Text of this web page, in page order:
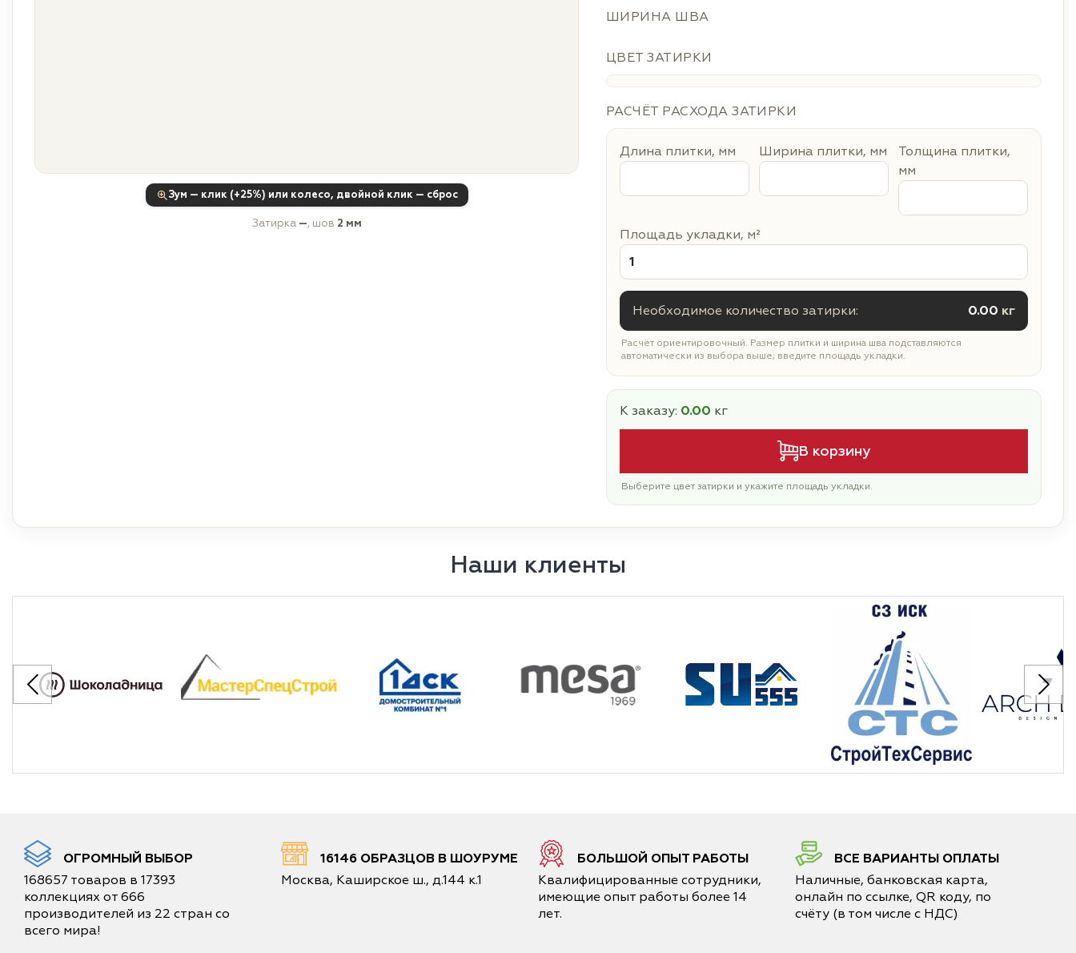
Зум — клик (+25%) или колесо, двойной клик — сброс
Затирка —, шов 2 мм
ШИРИНА ШВА
ЦВЕТ ЗАТИРКИ
РАСЧЁТ РАСХОДА ЗАТИРКИ
Длина плитки, мм Ширина плитки, мм
Толщина плитки,
мм
Площадь укладки, м²
Необходимое количество затирки: 0.00 кг
Расчёт ориентировочный. Размер плитки и ширина шва подставляются
автоматически из выбора выше; введите площадь укладки.
К заказу: 0.00 кг
В корзину
Выберите цвет затирки и укажите площадь укладки.
Наши клиенты
ОГРОМНЫЙ ВЫБОР
168657 товаров в 17393
коллекциях от 666
производителей из 22 стран со
всего мира!
16146 ОБРАЗЦОВ В ШОУРУМЕ
Москва, Каширское ш., д.144 к.1
БОЛЬШОЙ ОПЫТ РАБОТЫ
Квалифицированные сотрудники,
имеющие опыт работы более 14
лет.
ВСЕ ВАРИАНТЫ ОПЛАТЫ
Наличные, банковская карта,
онлайн по ссылке, QR коду, по
счёту (в том числе с НДС)